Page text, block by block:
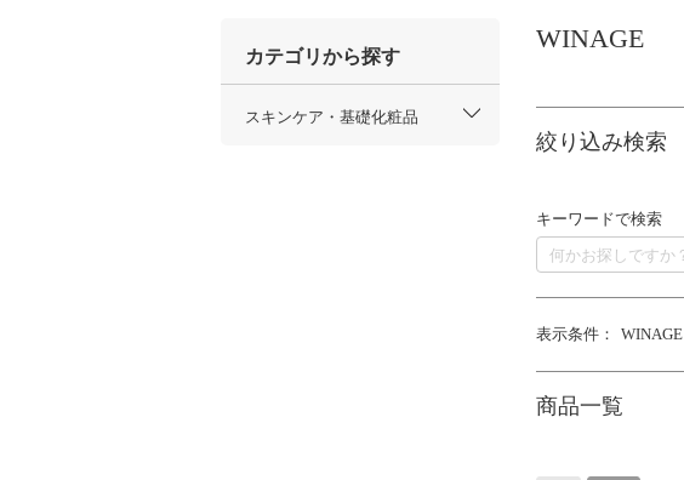
WINAGE
絞り込み検索
キーワードで検索
表示条件： WINAGE
商品一覧
カテゴリから探す
スキンケア・基礎化粧品